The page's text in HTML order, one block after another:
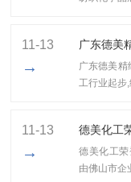
11-13
→
广东德美
广东德美
工行业起步
11-13
→
德美化工
德美化工
由佛山市企